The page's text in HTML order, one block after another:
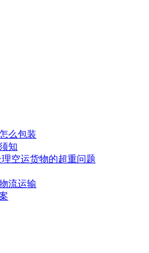
么包装
知
空运货物的超重问题
流运输